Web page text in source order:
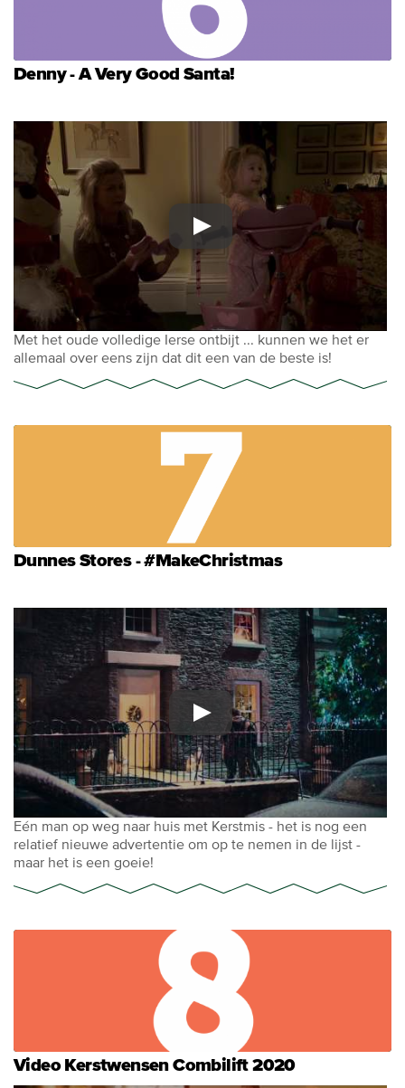
Denny - A Very Good Santa!
Met het oude volledige Ierse ontbijt ... kunnen we het er
allemaal over eens zijn dat dit een van de beste is!
Dunnes Stores - #MakeChristmas
Eén man op weg naar huis met Kerstmis - het is nog een
relatief nieuwe advertentie om op te nemen in de lijst -
maar het is een goeie!
Video Kerstwensen Combilift 2020